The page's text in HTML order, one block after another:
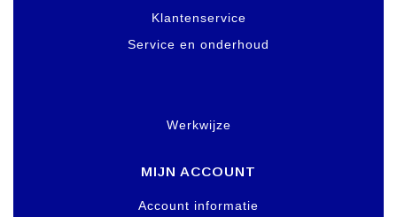
Klantenservice
Service en onderhoud
Werkwijze
MIJN ACCOUNT
Account informatie